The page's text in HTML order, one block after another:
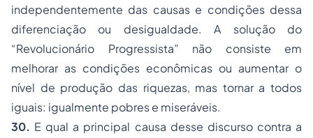
independentemente das causas e condições dessa
diferenciação ou desigualdade. A solução do
“Revolucionário Progressista” não consiste em
melhorar as condições econômicas ou aumentar o
nível de produção das riquezas, mas tornar a todos
iguais: igualmente pobres e miseráveis.
30. E qual a principal causa desse discurso contra a